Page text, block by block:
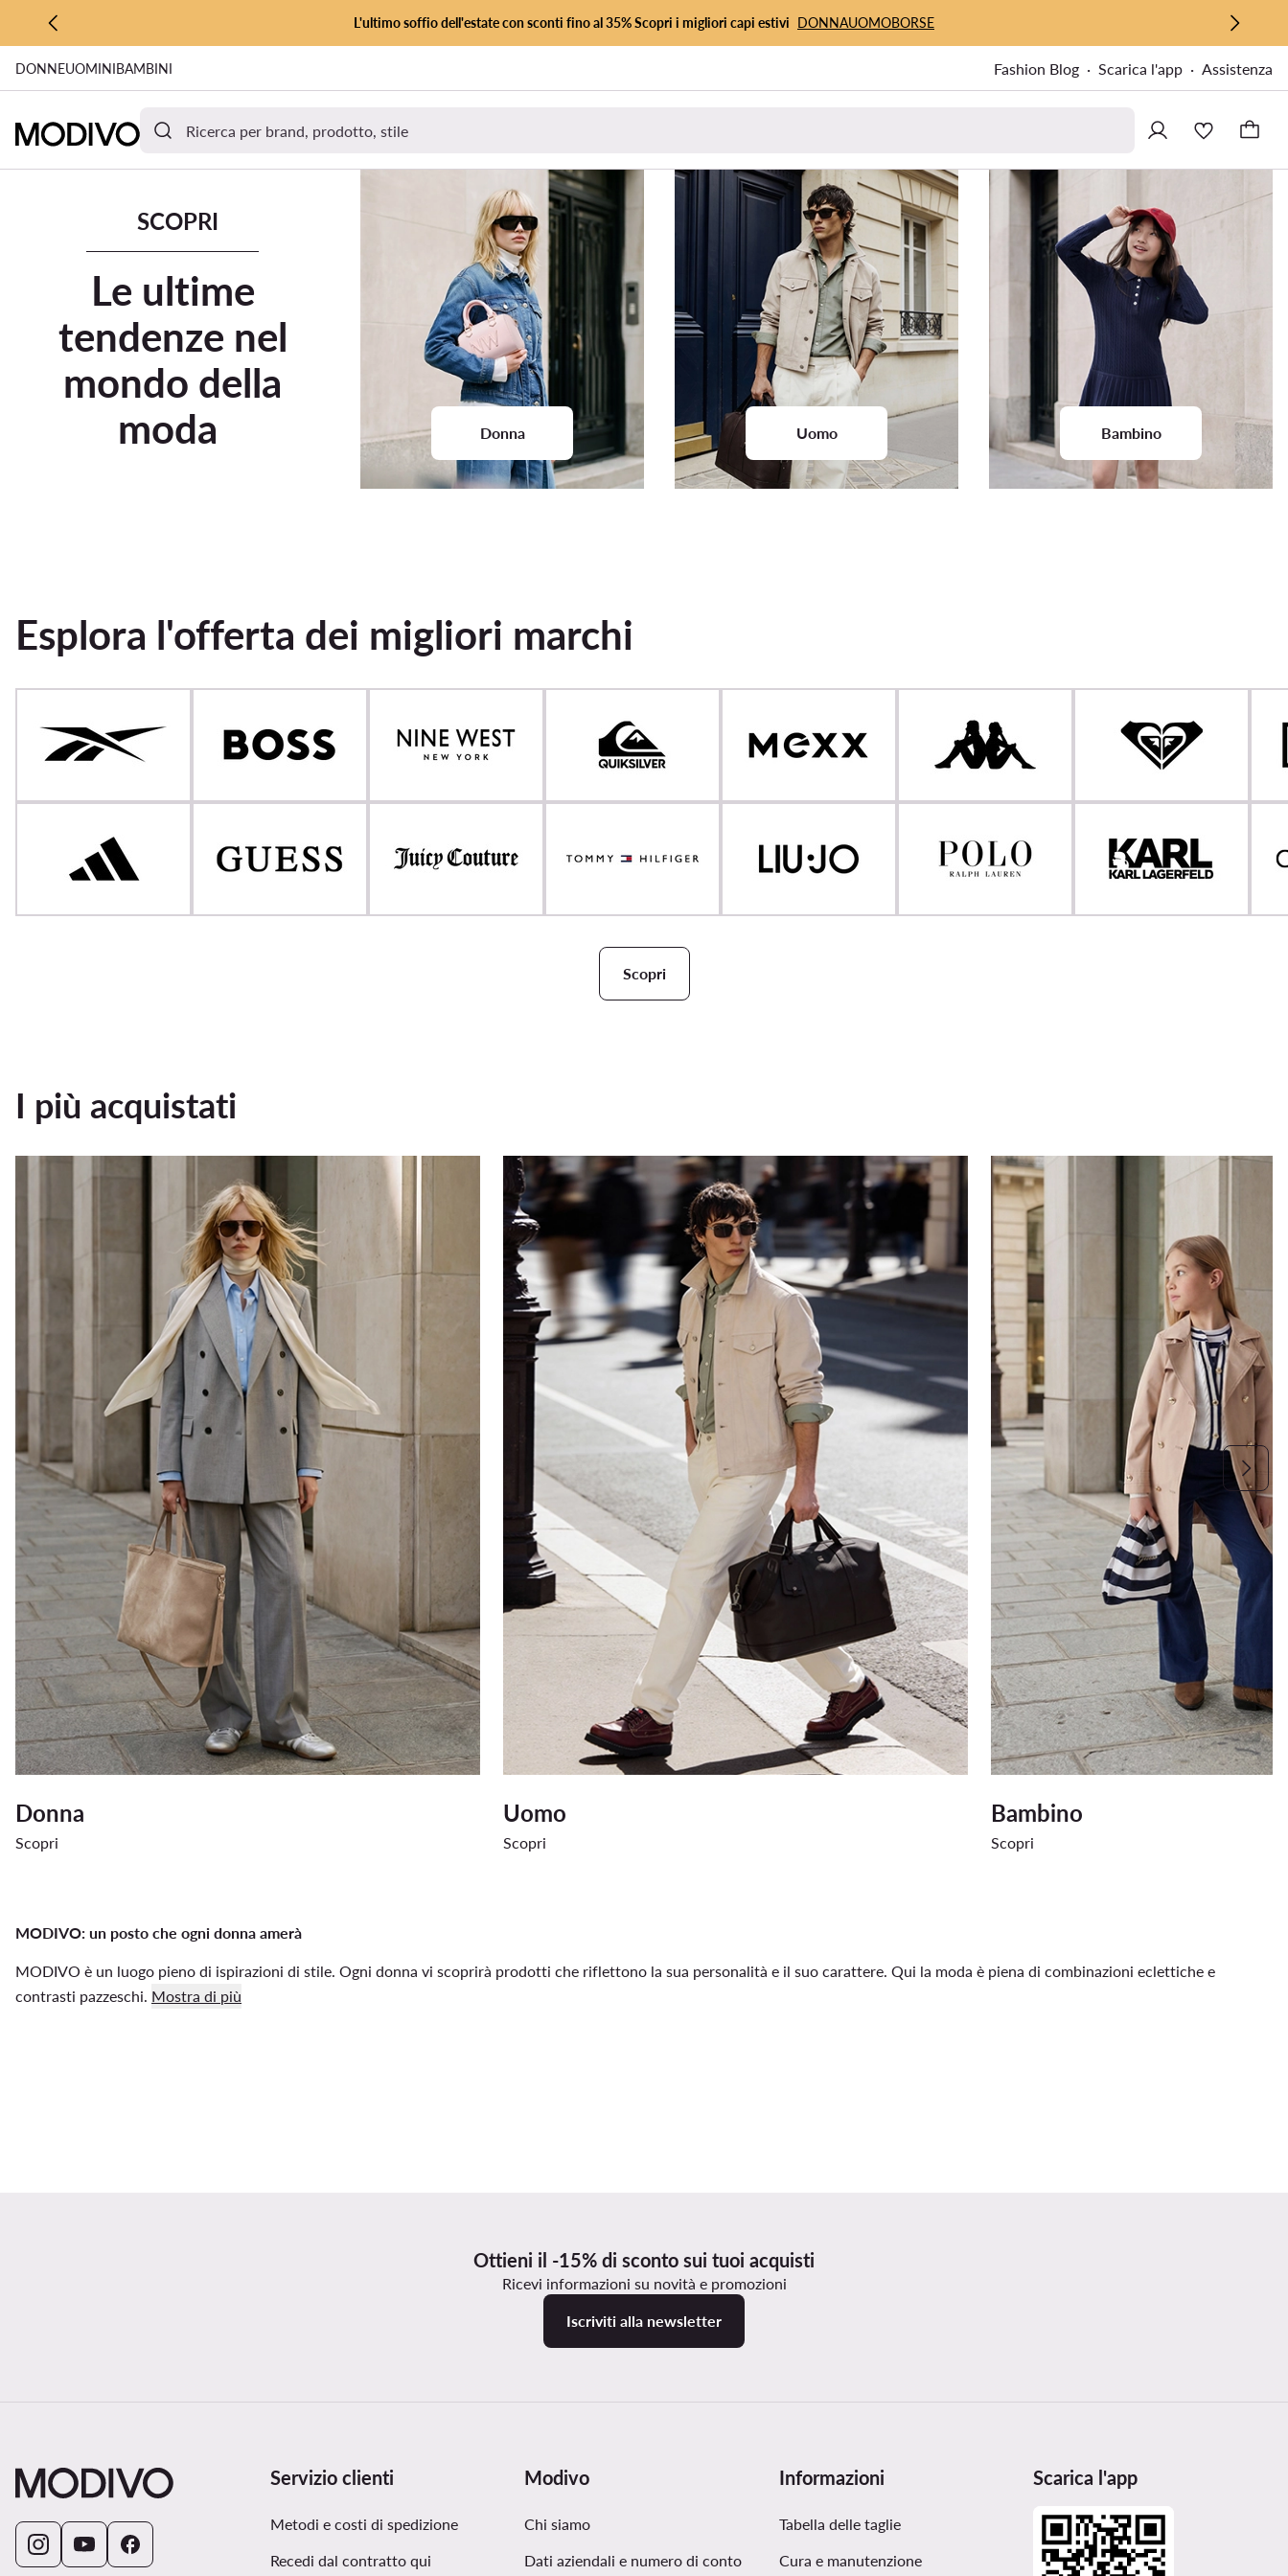
VAI AL CONTENUTO PRINCIPALE
VAI ALLA RICERCA
L'ultimo soffio dell'estate con sconti fino al 35% Scopri i migliori capi estivi DONNAUOMOBORSE
DONNEUOMINIBAMBINI Fashion Blog Scarica l'app Assistenza
SCOPRI
Le ultime
tendenze nel
mondo della
moda
Donna Uomo Bambino
Esplora l'offerta dei migliori marchi
Scopri
I più acquistati
Donna
Scopri
Uomo
Scopri
Bambino
Scopri
MODIVO: un posto che ogni donna amerà
MODIVO è un luogo pieno di ispirazioni di stile. Ogni donna vi scoprirà prodotti che riflettono la sua personalità e il suo carattere. Qui la moda è piena di combinazioni eclettiche e
contrasti pazzeschi. Mostra di più
Ottieni il -15% di sconto sui tuoi acquisti
Ricevi informazioni su novità e promozioni
Iscriviti alla newsletter
Servizio clienti
Metodi e costi di spedizione
Recedi dal contratto qui
Modivo
Chi siamo
Dati aziendali e numero di conto
Informazioni
Tabella delle taglie
Cura e manutenzione
Scarica l'app